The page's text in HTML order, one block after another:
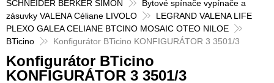
SCHNEIDER BERKER SIMON
Bytové spínače vypínače a
zásuvky VALENA Céliane LIVOLO
LEGRAND VALENA LIFE
PLEXO GALEA CELIANE BTCINO MOSAIC OTEO NILOE
BTicino
Konfigurátor BTicino KONFIGURÁTOR 3 3501/3
Konfigurátor BTicino
KONFIGURÁTOR 3 3501/3